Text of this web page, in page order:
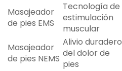
Masajeador
de pies EMS
Tecnología de
estimulación
muscular
Masajeador
de pies NEMS
Alivio duradero
del dolor de
pies